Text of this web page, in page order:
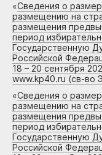
«Сведения о
размещению на
размещения
период
Государственную
Российской
18 – 20 сентября
www.kp40.ru (св-во
«Сведения о
размещению на
размещения
период
Государственную
Российской